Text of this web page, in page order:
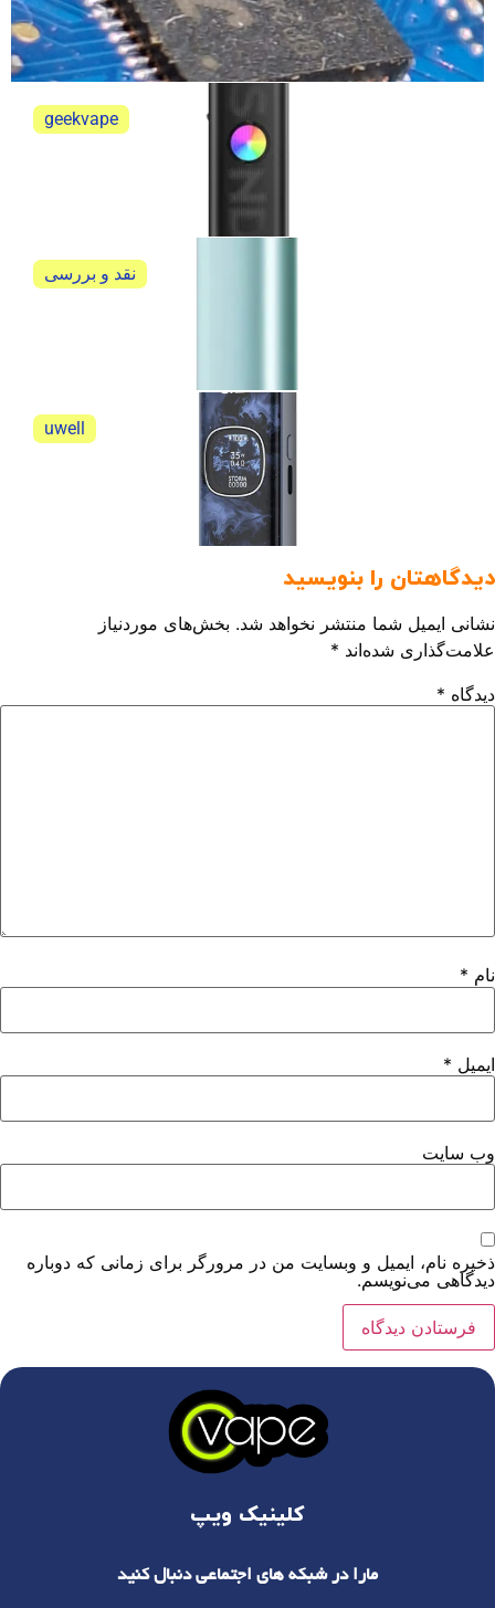
تعمیر ویپ پاد پاوا هوریز اولترا
خلاصه ی تعمیر ویپ پاد پاوا هوریز اولترا
geekvape
نقد و بررسی
uwell
نقد و بررسی پاد سیستم یوول کالیبرن G5
نقد و بررسی پاد سیستم یوول کالیبرن G5 جامع و...
دیدگاهتان را بنویسید
نشانی ایمیل شما منتشر نخواهد شد. بخش‌های موردنیاز
علامت‌گذاری شده‌اند *
دیدگاه *
نام *
ایمیل *
وب‌ سایت
ذخیره نام، ایمیل و وبسایت من در مرورگر برای زمانی که دوباره
دیدگاهی می‌نویسم.
کلینیک ویپ
مارا در شبکه های اجتماعی دنبال کنید